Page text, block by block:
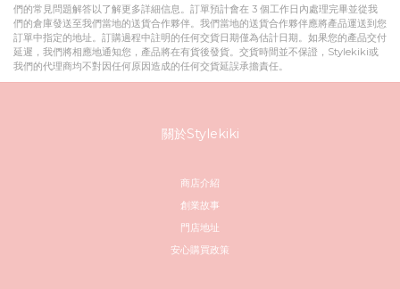
們的常見問題解答以了解更多詳細信息。訂單預計會在 3 個工作日內處理完畢並從我
們的倉庫發送至我們當地的送貨合作夥伴。我們當地的送貨合作夥伴應將產品運送到您
訂單中指定的地址。訂購過程中註明的任何交貨日期僅為估計日期。如果您的產品交付
延遲，我們將相應地通知您，產品將在有貨後發貨。交貨時間並不保證，Stylekiki或
我們的代理商均不對因任何原因造成的任何交貨延誤承擔責任。
關於Stylekiki
商店介紹
創業故事
門店地址
安心購買政策